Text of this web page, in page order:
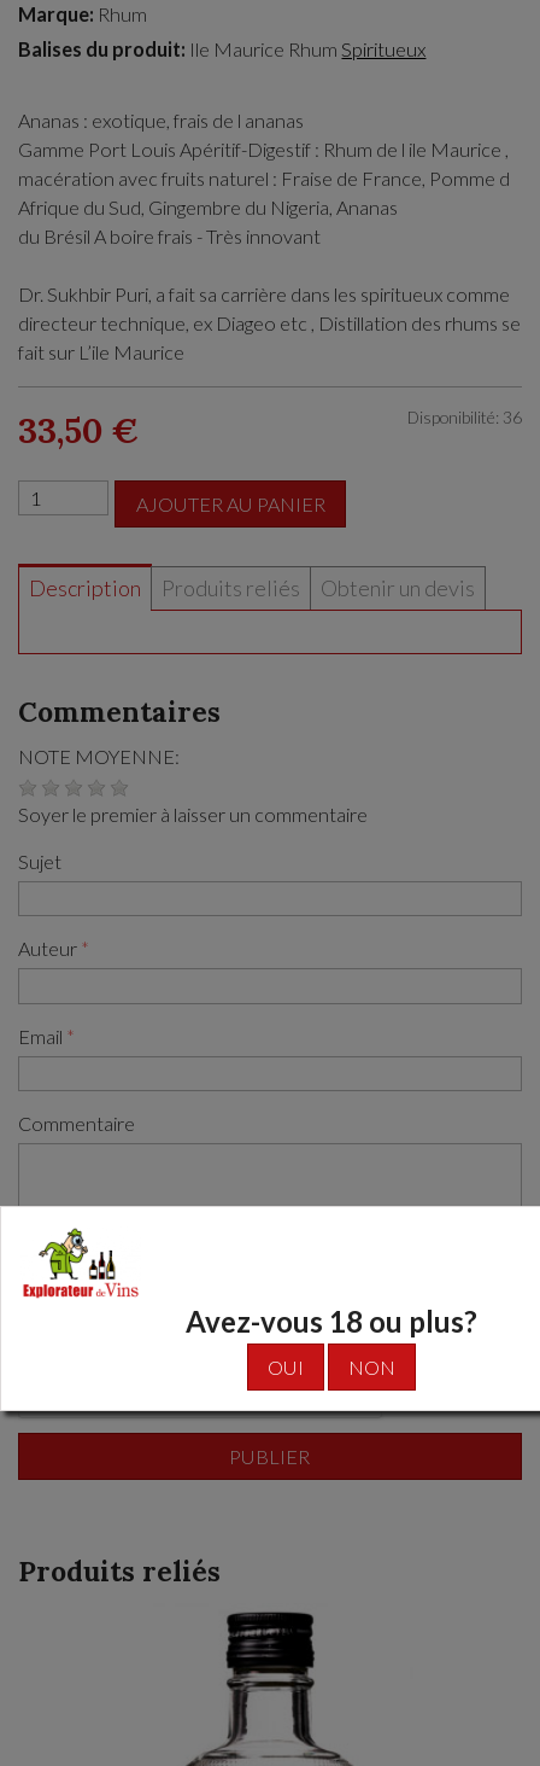
Marque: Rhum
Balises du produit: Ile Maurice Rhum Spiritueux
Ananas : exotique, frais de l ananas
Gamme Port Louis Apéritif-Digestif : Rhum de l ile Maurice ,
macération avec fruits naturel : Fraise de France, Pomme d
Afrique du Sud, Gingembre du Nigeria, Ananas
du Brésil A boire frais - Très innovant
Dr. Sukhbir Puri, a fait sa carrière dans les spiritueux comme
directeur technique, ex Diageo etc , Distillation des rhums se
fait sur L’ile Maurice
Disponibilité: 36
33,50 €
AJOUTER AU PANIER
Description Produits reliés Obtenir un devis
Commentaires
NOTE MOYENNE:
Soyer le premier à laisser un commentaire
Sujet
Auteur
Email
Commentaire
Produits reliés
Avez-vous 18 ou plus?
OUI NON